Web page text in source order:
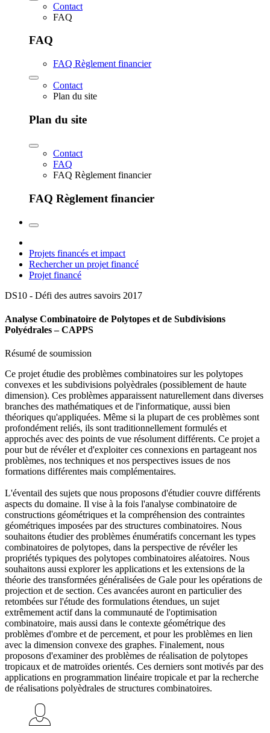
Contact
FAQ
FAQ
FAQ Règlement financier
Contact
Plan du site
Plan du site
Contact
FAQ
FAQ Règlement financier
FAQ Règlement financier
Projets financés et impact
Rechercher un projet financé
Projet financé
DS10 - Défi des autres savoirs 2017
Analyse Combinatoire de Polytopes et de Subdivisions
Polyédrales – CAPPS
Résumé de soumission
Ce projet étudie des problèmes combinatoires sur les polytopes
convexes et les subdivisions polyèdrales (possiblement de haute
dimension). Ces problèmes apparaissent naturellement dans diverses
branches des mathématiques et de l'informatique, aussi bien
théoriques qu'appliquées. Même si la plupart de ces problèmes sont
profondément reliés, ils sont traditionnellement formulés et
approchés avec des points de vue résolument différents. Ce projet a
pour but de révéler et d'exploiter ces connexions en partageant nos
problèmes, nos techniques et nos perspectives issues de nos
formations différentes mais complémentaires.
L'éventail des sujets que nous proposons d'étudier couvre différents
aspects du domaine. Il vise à la fois l'analyse combinatoire de
constructions géométriques et la compréhension des contraintes
géométriques imposées par des structures combinatoires. Nous
souhaitons étudier des problèmes énumératifs concernant les types
combinatoires de polytopes, dans la perspective de révéler les
propriétés typiques des polytopes combinatoires aléatoires. Nous
souhaitons aussi explorer les applications et les extensions de la
théorie des transformées généralisées de Gale pour les opérations de
projection et de section. Ces avancées auront en particulier des
retombées sur l'étude des formulations étendues, un sujet
extrêmement actif dans la communauté de l'optimisation
combinatoire, mais aussi dans le contexte géométrique des
problèmes d'ombre et de percement, et pour les problèmes en lien
avec la dimension convexe des graphes. Finalement, nous
proposons d'examiner des problèmes de réalisation de polytopes
tropicaux et de matroïdes orientés. Ces derniers sont motivés par des
applications en programmation linéaire tropicale et par la recherche
de réalisations polyèdrales de structures combinatoires.